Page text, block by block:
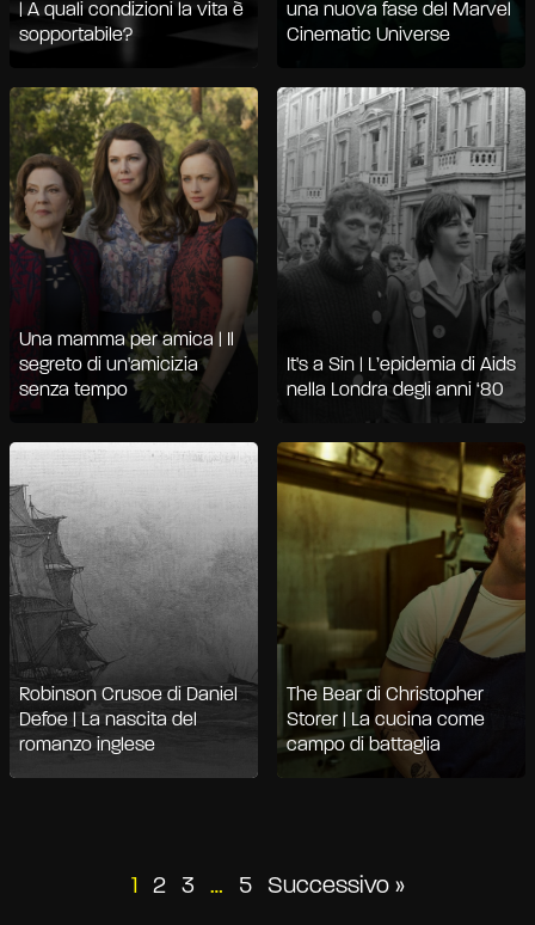
| A quali condizioni la vita è
sopportabile?
una nuova fase del Marvel
Cinematic Universe
Una mamma per amica | Il
segreto di un'amicizia
senza tempo
It's a Sin | L’epidemia di Aids
nella Londra degli anni ‘80
Robinson Crusoe di Daniel
Defoe | La nascita del
romanzo inglese
The Bear di Christopher
Storer | La cucina come
campo di battaglia
Paginazione
1 2 3 … 5 Successivo »